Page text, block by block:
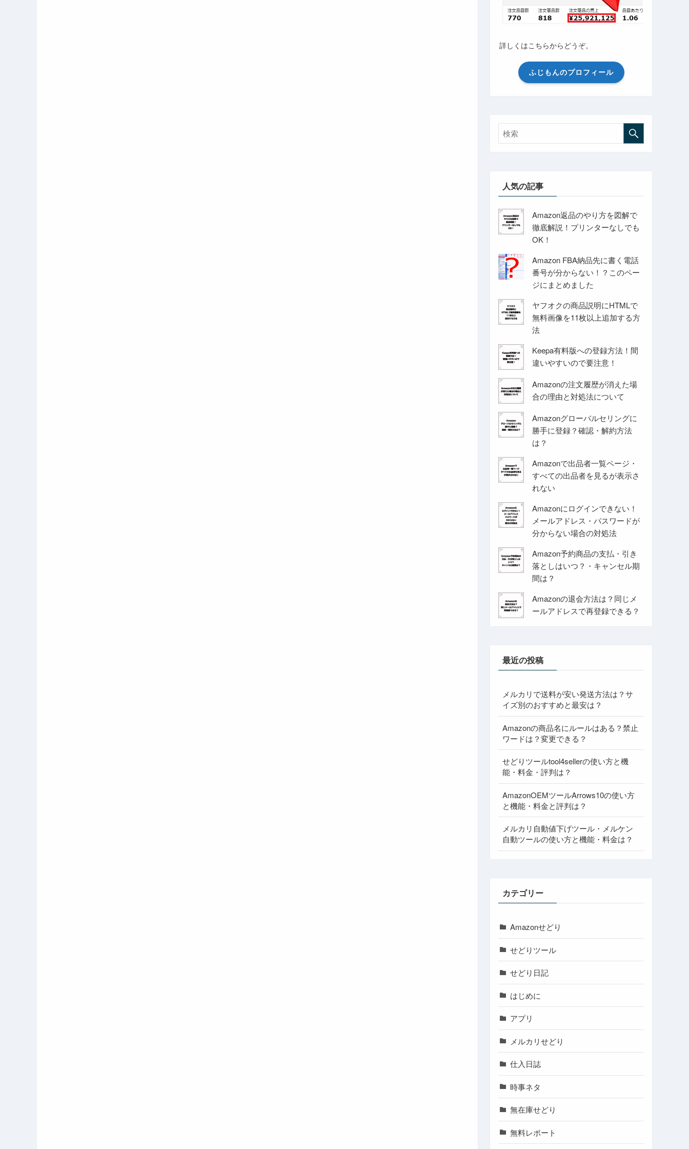
詳しくはこちらからどうぞ。
ふじもんのプロフィール
人気の記事
Amazon返品のやり方を図解で
徹底解説！プリンターなしでも
OK！
Amazon FBA納品先に書く電話
番号が分からない！？このペー
ジにまとめました
ヤフオクの商品説明にHTMLで
無料画像を11枚以上追加する方
法
Keepa有料版への登録方法！間
違いやすいので要注意！
Amazonの注文履歴が消えた場
合の理由と対処法について
Amazonグローバルセリングに
勝手に登録？確認・解約方法
は？
Amazonで出品者一覧ページ・
すべての出品者を見るが表示さ
れない
Amazonにログインできない！
メールアドレス・パスワードが
分からない場合の対処法
Amazon予約商品の支払・引き
落としはいつ？・キャンセル期
間は？
Amazonの退会方法は？同じメ
ールアドレスで再登録できる？
最近の投稿
メルカリで送料が安い発送方法は？サ
イズ別のおすすめと最安は？
Amazonの商品名にルールはある？禁止
ワードは？変更できる？
せどりツールtool4sellerの使い方と機
能・料金・評判は？
AmazonOEMツールArrows10の使い方
と機能・料金と評判は？
メルカリ自動値下げツール・メルケン
自動ツールの使い方と機能・料金は？
カテゴリー
Amazonせどり
せどりツール
せどり日記
はじめに
アプリ
メルカリせどり
仕入日誌
時事ネタ
無在庫せどり
無料レポート